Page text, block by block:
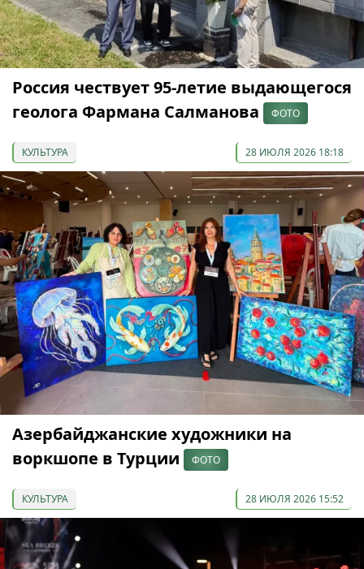
Россия чествует 95-летие выдающегося
геолога Фармана Салманова
ФОТО
КУЛЬТУРА 28 ИЮЛЯ 2026 18:18
Азербайджанские художники на
воркшопе в Турции
ФОТО
КУЛЬТУРА 28 ИЮЛЯ 2026 15:52